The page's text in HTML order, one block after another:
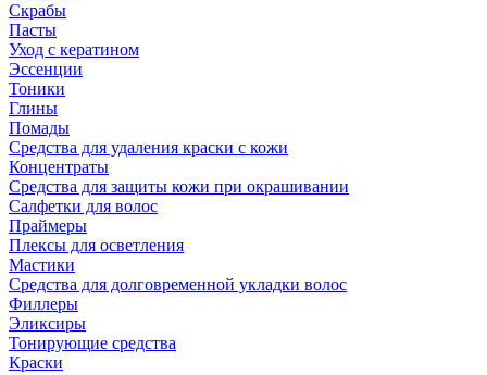
Скрабы
Пасты
Уход с кератином
Эссенции
Тоники
Глины
Помады
Средства для удаления краски с кожи
Концентраты
Средства для защиты кожи при окрашивании
Салфетки для волос
Праймеры
Плексы для осветления
Мастики
Средства для долговременной укладки волос
Филлеры
Эликсиры
Тонирующие средства
Краски